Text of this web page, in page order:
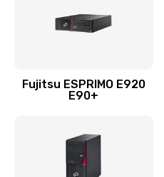
Fujitsu ESPRIMO E920
E90+